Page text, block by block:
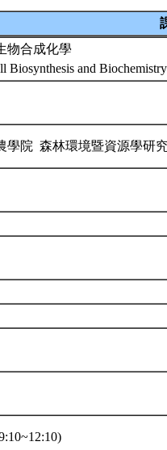
物合成化學
Biosynthesis and Biochemistry
學院 森林環境暨資源學研